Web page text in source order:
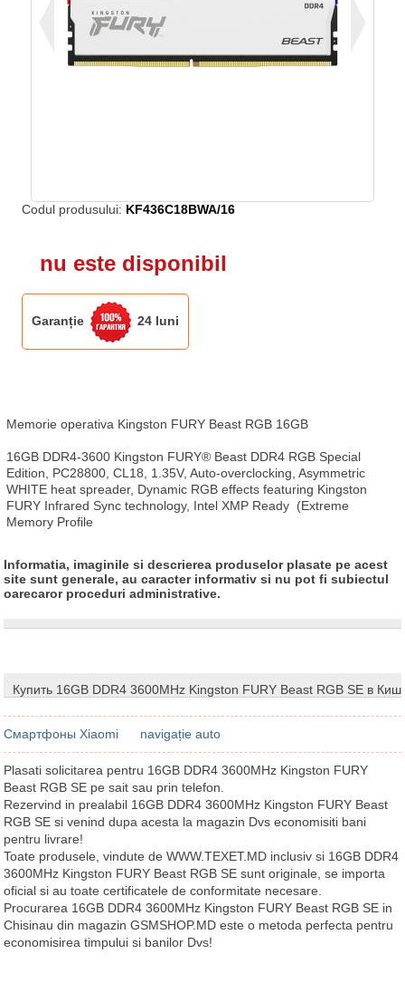
Codul produsului: KF436C18BWA/16
nu este disponibil
Garanție 24 luni
Memorie operativa Kingston FURY Beast RGB 16GB
16GB DDR4-3600 Kingston FURY® Beast DDR4 RGB Special
Edition, PC28800, CL18, 1.35V, Auto-overclocking, Asymmetric
WHITE heat spreader, Dynamic RGB effects featuring Kingston
FURY Infrared Sync technology, Intel XMP Ready  (Extreme
Memory Profile
Informatia, imaginile si descrierea produselor plasate pe acest
site sunt generale, au caracter informativ si nu pot fi subiectul
oarecaror proceduri administrative.
Купить 16GB DDR4 3600MHz Kingston FURY Beast RGB SE в
Смартфоны Xiaomi navigație auto
Plasati solicitarea pentru 16GB DDR4 3600MHz Kingston FURY
Beast RGB SE pe sait sau prin telefon.
Rezervind in prealabil 16GB DDR4 3600MHz Kingston FURY Beast
RGB SE si venind dupa acesta la magazin Dvs economisiti bani
pentru livrare!
Toate produsele, vindute de WWW.TEXET.MD inclusiv si 16GB DDR4
3600MHz Kingston FURY Beast RGB SE sunt originale, se importa
oficial si au toate certificatele de conformitate necesare.
Procurarea 16GB DDR4 3600MHz Kingston FURY Beast RGB SE in
Chisinau din magazin GSMSHOP.MD este o metoda perfecta pentru
economisirea timpului si banilor Dvs!